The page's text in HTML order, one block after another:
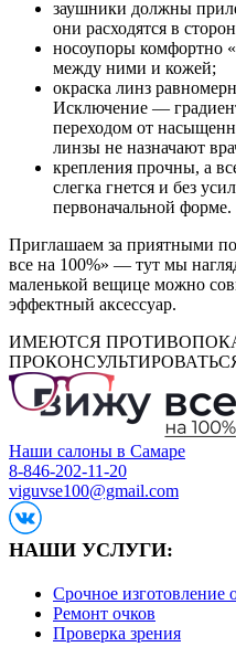
заушники должны
они расходятся в
носоупоры комфортно
между ними и кожей;
окраска линз
Исключение —
переходом от
линзы не назначают
крепления прочны, а
слегка гнется и без
первоначальной форме.
Приглашаем за приятными
все на 100%» — тут мы
маленькой вещице можно
эффектный аксессуар.
ИМЕЮТСЯ
Наши салоны в Самаре
8-846-202-11-20
viguvse100@gmail.com
НАШИ УСЛУГИ:
Срочное изготовление
Ремонт очков
Проверка зрения